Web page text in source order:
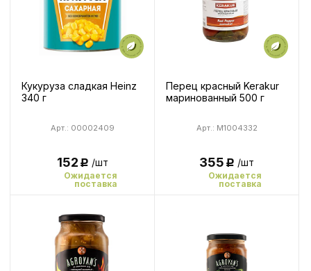
Кукуруза сладкая Heinz
340 г
Арт.: 00002409
152Р /шт
Ожидается
поставка
Перец красный Kerakur
маринованный 500 г
Арт.: M1004332
355Р /шт
Ожидается
поставка